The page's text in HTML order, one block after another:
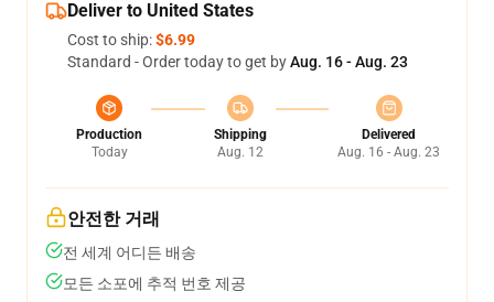
Deliver to United States
Cost to ship:$6.99
Standard - Order today to get byAug. 16 - Aug. 23
Production
Today
Shipping
Aug. 12
Delivered
Aug. 16 - Aug. 23
안전한 거래
전 세계 어디든 배송
모든 소포에 추적 번호 제공